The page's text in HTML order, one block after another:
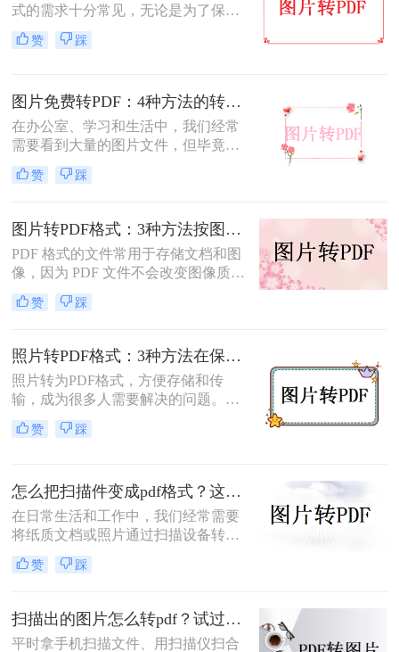
式的需求十分常见，无论是为了保存
照片、制作电子相册，还是为了提交
报告和简历中的图片资料。那么图片
完成图片到PDF的转换。
赞 踩
图片免费转PDF：4种方法的转换速度和画质损失对比！
在办公室、学习和生活中，我们经常
需要看到大量的图片文件，但毕竟，
一张一张地看照片相对麻烦，所以我
们通常会把照片变成PDF。事实上，
天，我将教你图片转为pdf怎么弄免费
的。
赞 踩
图片转PDF格式：3种方法按图片来源（手机/相机/截图）选！
PDF 格式的文件常用于存储文档和图
像，因为 PDF 文件不会改变图像质
量、版本或格式，而且可以在任何设
备之间轻松传输。如果你想将一些图
并成一个 PDF 文件，本文将介绍图片
如何转换为PDF格式。
赞 踩
照片转PDF格式：3种方法在保留EXIF信息和画质上的差异！
照片转为PDF格式，方便存储和传
输，成为很多人需要解决的问题。无
论是为了整理相册、备份照片，还是
为了表格化、合并分享，PDF格式都
简单而快速的方法，帮助您轻松实现
照片转PDF的操作。
赞 踩
怎么把扫描件变成pdf格式？这三种方法简单又实用！
在日常生活和工作中，我们经常需要
将纸质文档或照片通过扫描设备转化
为数字格式，并进一步将其保存为
PDF文件，以便于分享、存储和查
呢？本文将介绍三种将扫描件转换成
PDF格式的方法。
赞 踩
扫描出的图片怎么转pdf？试过好用的几个办法！
平时拿手机扫描文件、用扫描仪扫合